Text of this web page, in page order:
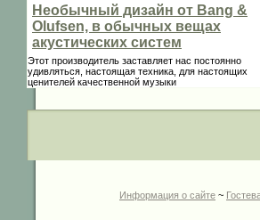
Необычный дизайн от Bang &
Olufsen, в обычных вещах
акустических систем
Этот производитель заставляет нас постоянно
удивляться, настоящая техника, для настоящих
ценителей качественной музыки
Информация о сайте ~